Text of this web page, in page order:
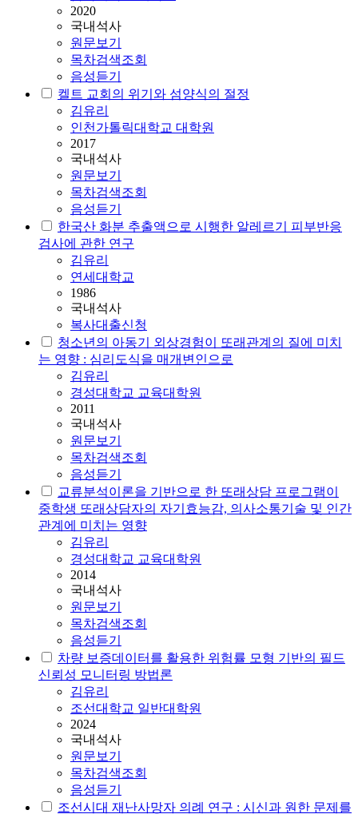
2020
국내석사
원문보기
목차검색조회
음성듣기
켈트 교회의 위기와 섬양식의 절정
김유리
인천가톨릭대학교 대학원
2017
국내석사
원문보기
목차검색조회
음성듣기
한국산 화분 추출액으로 시행한 알레르기 피부반응
검사에 관한 연구
김유리
연세대학교
1986
국내석사
복사대출신청
청소년의 아동기 외상경험이 또래관계의 질에 미치
는 영향 : 심리도식을 매개변인으로
김유리
경성대학교 교육대학원
2011
국내석사
원문보기
목차검색조회
음성듣기
교류분석이론을 기반으로 한 또래상담 프로그램이
중학생 또래상담자의 자기효능감, 의사소통기술 및 인간
관계에 미치는 영향
김유리
경성대학교 교육대학원
2014
국내석사
원문보기
목차검색조회
음성듣기
차량 보증데이터를 활용한 위험률 모형 기반의 필드
신뢰성 모니터링 방법론
김유리
조선대학교 일반대학원
2024
국내석사
원문보기
목차검색조회
음성듣기
조선시대 재난사망자 의례 연구 : 시신과 원한 문제를